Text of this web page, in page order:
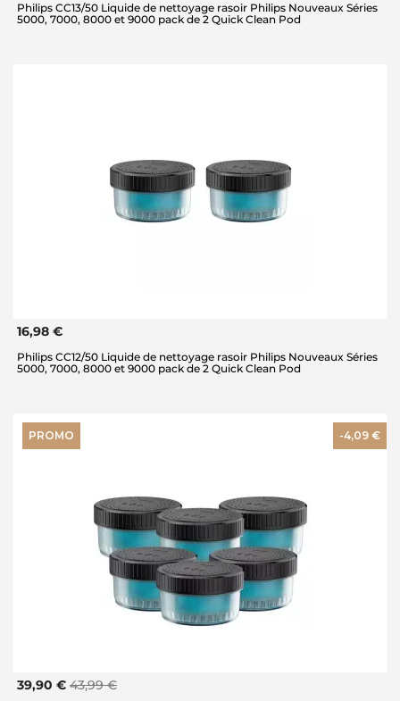
Philips CC13/50 Liquide de nettoyage rasoir Philips Nouveaux Séries
5000, 7000, 8000 et 9000 pack de 2 Quick Clean Pod
16,98 €
Philips CC12/50 Liquide de nettoyage rasoir Philips Nouveaux Séries
5000, 7000, 8000 et 9000 pack de 2 Quick Clean Pod
PROMO -4,09 €
39,90 € 43,99 €